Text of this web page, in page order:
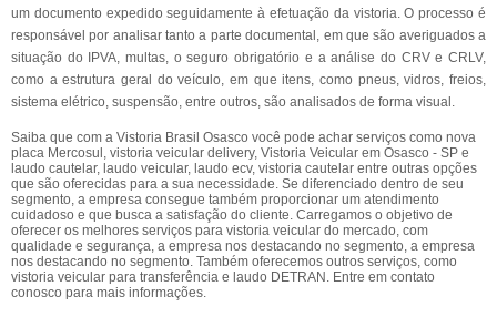
um documento expedido seguidamente à efetuação da vistoria. O processo é
responsável por analisar tanto a parte documental, em que são averiguados a
situação do IPVA, multas, o seguro obrigatório e a análise do CRV e CRLV,
como a estrutura geral do veículo, em que itens, como pneus, vidros, freios,
sistema elétrico, suspensão, entre outros, são analisados de forma visual.
Saiba que com a Vistoria Brasil Osasco você pode achar serviços como nova
placa Mercosul, vistoria veicular delivery, Vistoria Veicular em Osasco - SP e
laudo cautelar, laudo veicular, laudo ecv, vistoria cautelar entre outras opções
que são oferecidas para a sua necessidade. Se diferenciado dentro de seu
segmento, a empresa consegue também proporcionar um atendimento
cuidadoso e que busca a satisfação do cliente. Carregamos o objetivo de
oferecer os melhores serviços para vistoria veicular do mercado, com
qualidade e segurança, a empresa nos destacando no segmento, a empresa
nos destacando no segmento. Também oferecemos outros serviços, como
vistoria veicular para transferência e laudo DETRAN. Entre em contato
conosco para mais informações.